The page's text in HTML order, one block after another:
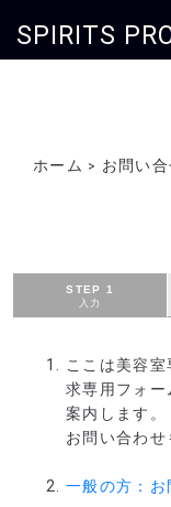
SPIRITS
ホーム > お問い合
STEP 1
入力
ここは美容
求専用フォー
案内します。
お問い合わせ
一般の方：お